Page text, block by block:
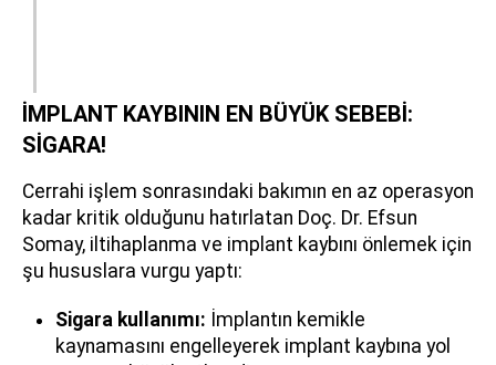
İMPLANT KAYBININ EN BÜYÜK SEBEBİ:
SİGARA!
Cerrahi işlem sonrasındaki bakımın en az operasyon
kadar kritik olduğunu hatırlatan Doç. Dr. Efsun
Somay, iltihaplanma ve implant kaybını önlemek için
şu hususlara vurgu yaptı:
Sigara kullanımı: İmplantın kemikle
kaynamasını engelleyerek implant kaybına yol